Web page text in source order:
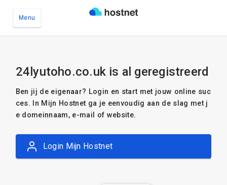
Menu
24lyutoho.co.uk is al geregistreerd
Ben jij de eigenaar? Login en start met jouw online suc
ces. In Mijn Hostnet ga je eenvoudig aan de slag met j
e domeinnaam, e-mail of website.
Login Mijn Hostnet